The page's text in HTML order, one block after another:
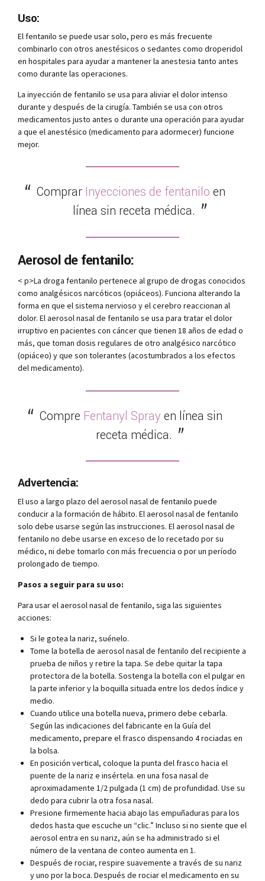
Uso:
El fentanilo se puede usar solo, pero es más frecuente
combinarlo con otros anestésicos o sedantes como droperidol
en hospitales para ayudar a mantener la anestesia tanto antes
como durante las operaciones.
La inyección de fentanilo se usa para aliviar el dolor intenso
durante y después de la cirugía. También se usa con otros
medicamentos justo antes o durante una operación para ayudar
a que el anestésico (medicamento para adormecer) funcione
mejor.
Comprar Inyecciones de fentanilo en
línea sin receta médica.
Aerosol de fentanilo:
< p>La droga fentanilo pertenece al grupo de drogas conocidos
como analgésicos narcóticos (opiáceos). Funciona alterando la
forma en que el sistema nervioso y el cerebro reaccionan al
dolor. El aerosol nasal de fentanilo se usa para tratar el dolor
irruptivo en pacientes con cáncer que tienen 18 años de edad o
más, que toman dosis regulares de otro analgésico narcótico
(opiáceo) y que son tolerantes (acostumbrados a los efectos
del medicamento).
Compre Fentanyl Spray en línea sin
receta médica.
Advertencia:
El uso a largo plazo del aerosol nasal de fentanilo puede
conducir a la formación de hábito. El aerosol nasal de fentanilo
solo debe usarse según las instrucciones. El aerosol nasal de
fentanilo no debe usarse en exceso de lo recetado por su
médico, ni debe tomarlo con más frecuencia o por un período
prolongado de tiempo.
Pasos a seguir para su uso:
Para usar el aerosol nasal de fentanilo, siga las siguientes
acciones:
Si le gotea la nariz, suénelo.
Tome la botella de aerosol nasal de fentanilo del recipiente a
prueba de niños y retire la tapa. Se debe quitar la tapa
protectora de la botella. Sostenga la botella con el pulgar en
la parte inferior y la boquilla situada entre los dedos índice y
medio.
Cuando utilice una botella nueva, primero debe cebarla.
Según las indicaciones del fabricante en la Guía del
medicamento, prepare el frasco dispensando 4 rociadas en
la bolsa.
En posición vertical, coloque la punta del frasco hacia el
puente de la nariz e insértela. en una fosa nasal de
aproximadamente 1/2 pulgada (1 cm) de profundidad. Use su
dedo para cubrir la otra fosa nasal.
Presione firmemente hacia abajo las empuñaduras para los
dedos hasta que escuche un “clic.” Incluso si no siente que el
aerosol entra en su nariz, aún se ha administrado si el
número de la ventana de conteo aumenta en 1.
Después de rociar, respire suavemente a través de su nariz
y uno por la boca. Después de rociar el medicamento en su